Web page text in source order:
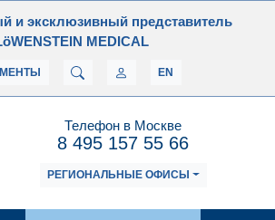
и эксклюзивный представитель
MEDICAL
EN
Телефон в Москве
8 495 157 55 66
РЕГИОНАЛЬНЫЕ ОФИСЫ